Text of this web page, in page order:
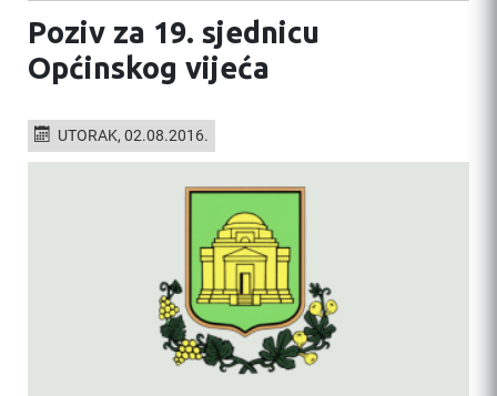
Poziv za 19. sjednicu
Općinskog vijeća
UTORAK, 02.08.2016.